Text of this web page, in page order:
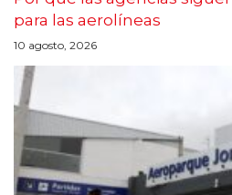
para las aerolíneas
10 agosto, 2026